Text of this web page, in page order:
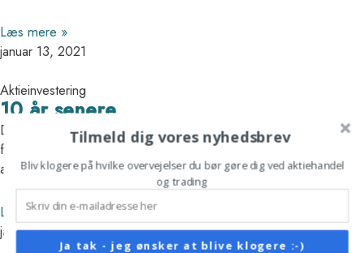
Læs mere »
januar 13, 2021
Aktieinvestering
10 år senere
Den 25. november 2020 købte jeg 100 stk. Nordnet aktier, i
forbindelse med at de gik på børsen her i Danmark. Det var mit
andet
Læs mere »
januar 10, 2021
Tilmeld dig vores nyhedsbrev
Bliv klogere på hvilke overvejelser du bør gøre dig ved aktiehandel
og trading
Ja tak - jeg ønsker at blive klogere :-)